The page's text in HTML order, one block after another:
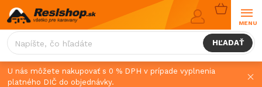
Prejsť
na
obsah
HĽADAŤ
KOŠÍK
U nás môžete nakupovať s 0 % DPH v prípade vyplnenia
platného DIČ do objednávky.